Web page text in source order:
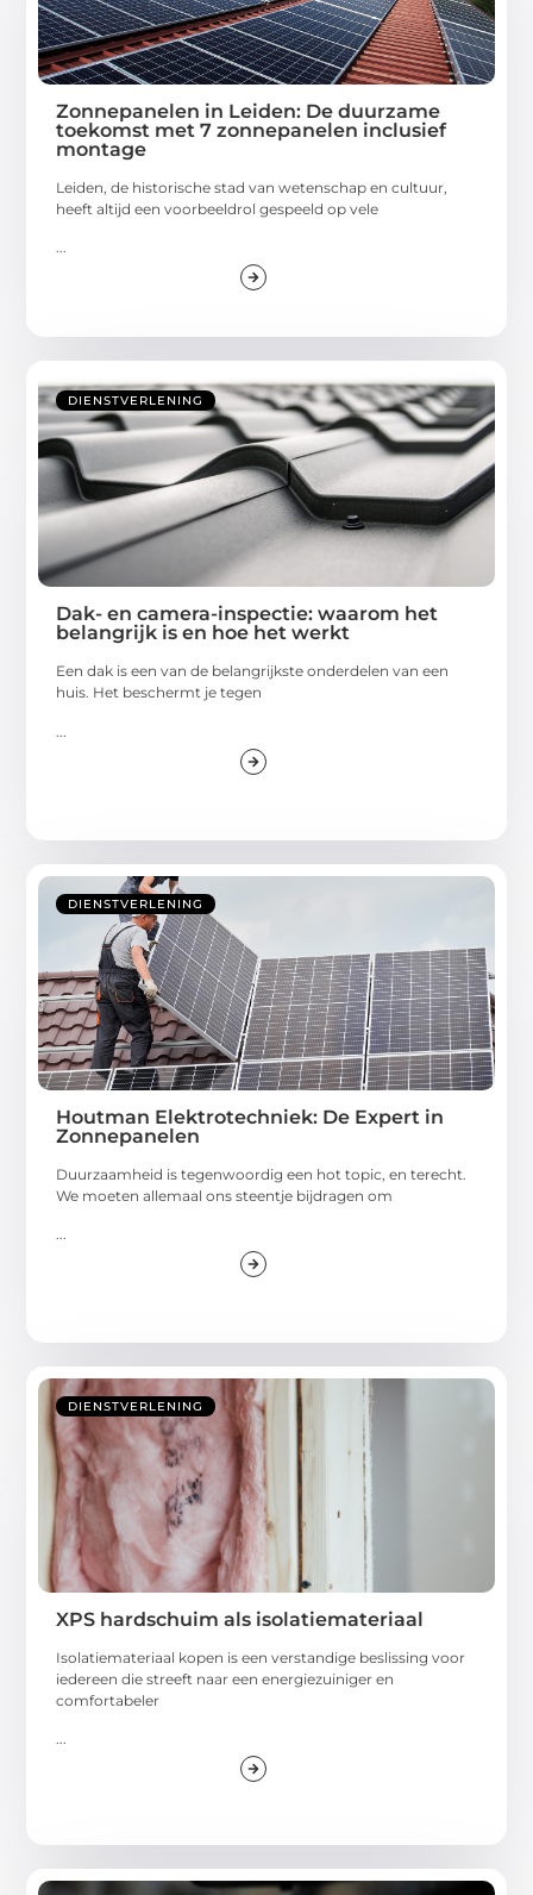
Zonnepanelen in Leiden: De duurzame
toekomst met 7 zonnepanelen inclusief
montage
Leiden, de historische stad van wetenschap en cultuur,
heeft altijd een voorbeeldrol gespeeld op vele
...
DIENSTVERLENING
Dak- en camera-inspectie: waarom het
belangrijk is en hoe het werkt
Een dak is een van de belangrijkste onderdelen van een
huis. Het beschermt je tegen
DIENSTVERLENING
Houtman Elektrotechniek: De Expert in
Zonnepanelen
Duurzaamheid is tegenwoordig een hot topic, en terecht.
We moeten allemaal ons steentje bijdragen om
DIENSTVERLENING
XPS hardschuim als isolatiemateriaal
Isolatiemateriaal kopen is een verstandige beslissing voor
iedereen die streeft naar een energiezuiniger en
comfortabeler
...